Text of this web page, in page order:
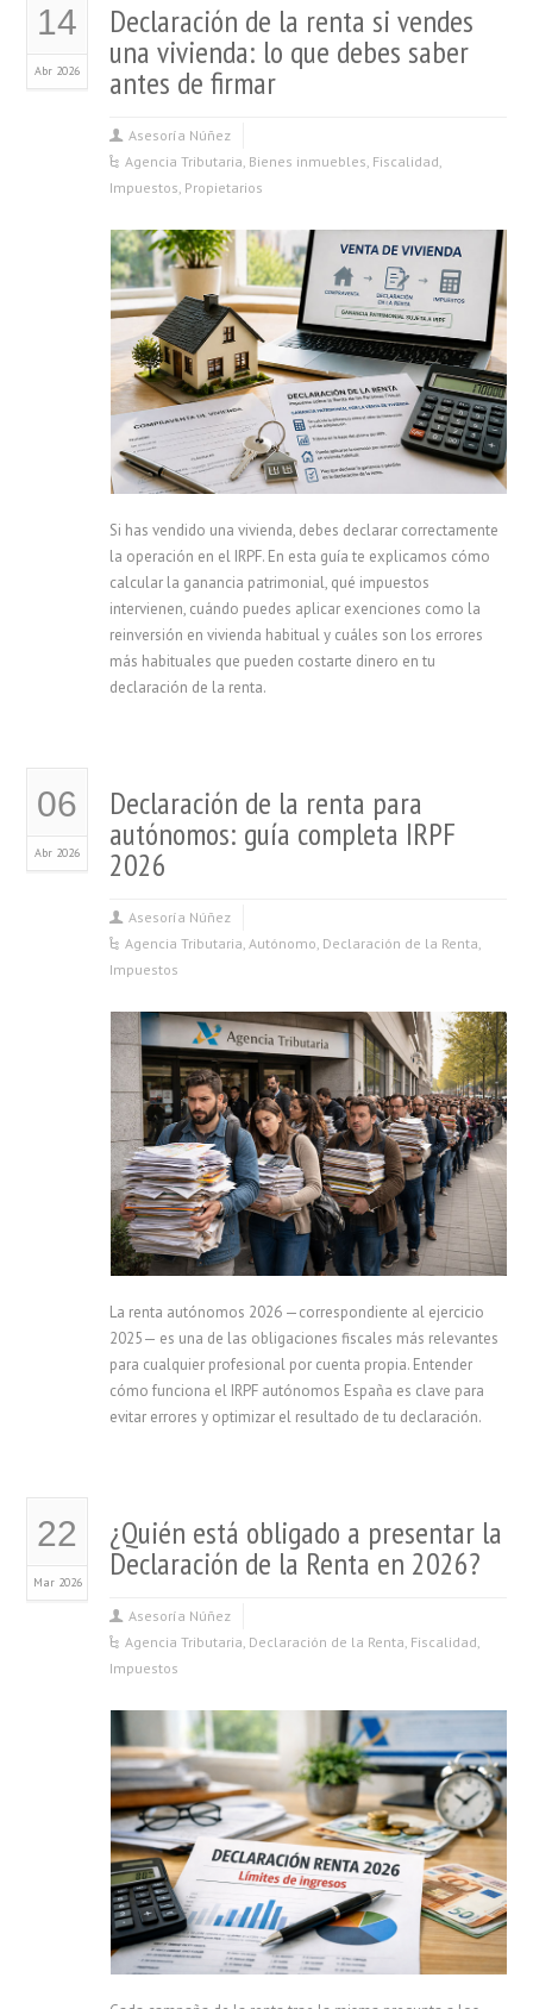
14
Abr 2026
Declaración de la renta si vendes
una vivienda: lo que debes saber
antes de firmar
Asesoría Núñez
Agencia Tributaria, Bienes inmuebles, Fiscalidad,
Impuestos, Propietarios
Si has vendido una vivienda, debes declarar correctamente
la operación en el IRPF. En esta guía te explicamos cómo
calcular la ganancia patrimonial, qué impuestos
intervienen, cuándo puedes aplicar exenciones como la
reinversión en vivienda habitual y cuáles son los errores
más habituales que pueden costarte dinero en tu
declaración de la renta.
06
Abr 2026
Declaración de la renta para
autónomos: guía completa IRPF
2026
Asesoría Núñez
Agencia Tributaria,Autónomo, Declaración de la Renta,
Impuestos
La renta autónomos 2026 —correspondiente al ejercicio
2025— es una de las obligaciones fiscales más relevantes
para cualquier profesional por cuenta propia. Entender
cómo funciona el IRPF autónomos España es clave para
evitar errores y optimizar el resultado de tu declaración.
22
Mar 2026
¿Quién está obligado a presentar la
Declaración de la Renta en 2026?
Asesoría Núñez
Agencia Tributaria, Declaración de la Renta, Fiscalidad,
Impuestos